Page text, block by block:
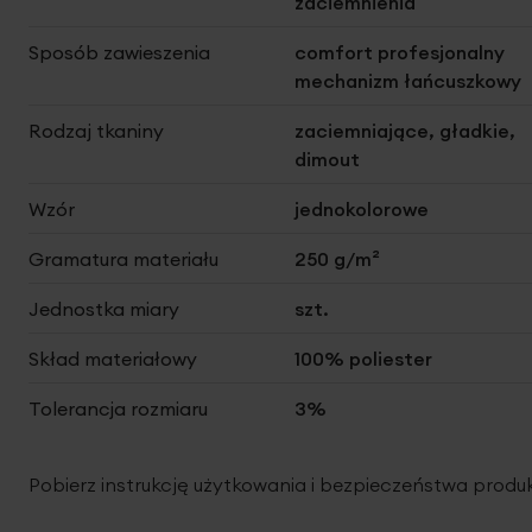
Sposób zawieszenia
comfort profesjonalny
mechanizm łańcuszkowy
Rodzaj tkaniny
zaciemniające, gładkie,
dimout
Wzór jednokolorowe
Gramatura materiału 250 g/m²
Jednostka miary szt.
Skład materiałowy 100% poliester
Tolerancja rozmiaru 3%
Pobierz instrukcję użytkowania i bezpieczeństwa